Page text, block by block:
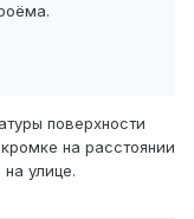
поверхности
на расстоянии
улице.